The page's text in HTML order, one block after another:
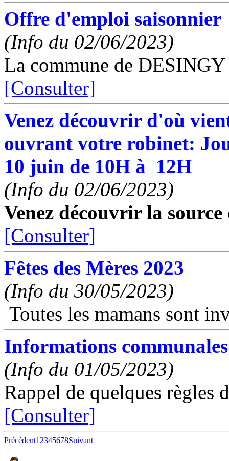
Offre d'emploi saisonnier
(Info du 02/06/2023)
La commune de
[Consulter]
Venez découvrir d'où
ouvrant votre robinet:
10 juin de 10H à 12H
(Info du 02/06/2023)
Venez découvrir la source
[Consulter]
Fêtes des Mères 2023
(Info du 30/05/2023)
Toutes les mamans sont
Informations communales
(Info du 01/05/2023)
Rappel de quelques règles
[Consulter]
Précédent1 2345678Suivant